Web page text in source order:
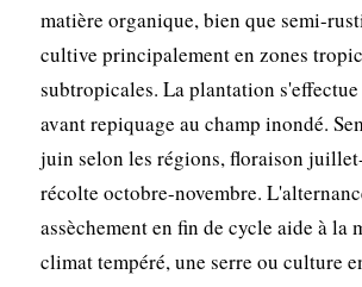
matière organique, bien que semi-
cultive principalement en zones
subtropicales. La plantation
avant repiquage au champ inondé.
juin selon les régions, floraison
récolte octobre-novembre.
assèchement en fin de cycle aide à la
climat tempéré, une serre ou culture